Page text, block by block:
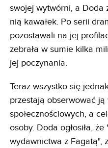
swojej wytwórni, a Doda
nią kawałek. Po serii
pozostawali na jej
zebrała w sumie kilka
jej poczynania.
Teraz wszystko się
przestają obserwować
społecznościowych, a
osoby. Doda ogłosiła,
wydawnictwa z Fagatą",